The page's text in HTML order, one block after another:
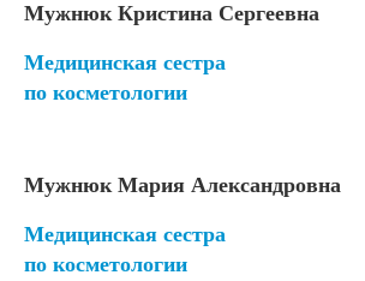
Мужнюк Кристина Сергеевна
Медицинская сестра
по косметологии
Мужнюк Мария Александровна
Медицинская сестра
по косметологии